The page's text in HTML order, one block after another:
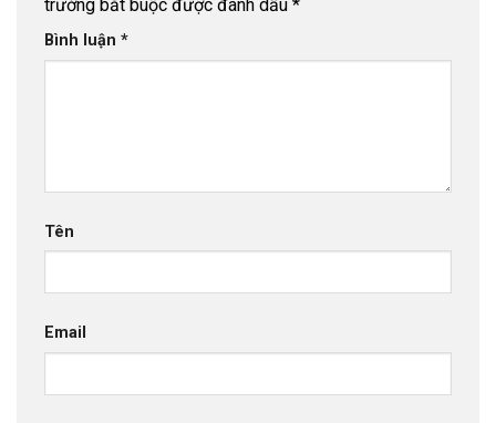
trường bắt buộc được đánh dấu *
Bình luận *
Tên
Email